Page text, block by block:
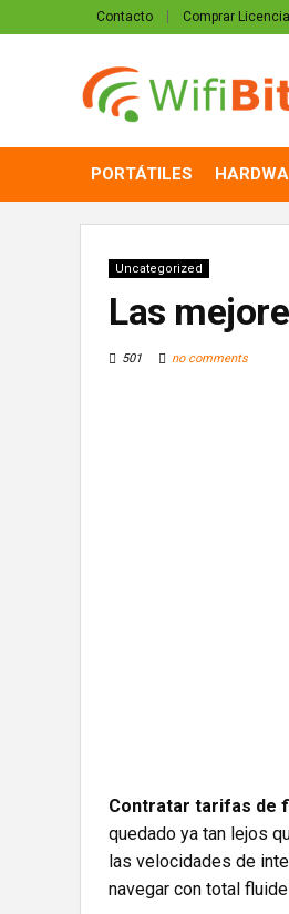
Contacto Comprar
PORTÁTILES
Uncategorized
Las
501 no comments
Contratar tarifas de
quedado ya tan lejos
las velocidades de
navegar con total